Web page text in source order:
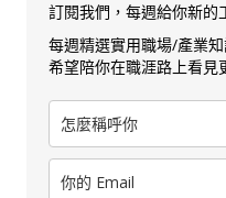
訂閱我們，每週給你新的
每週精選實用職場/產業
希望陪你在職涯路上看見